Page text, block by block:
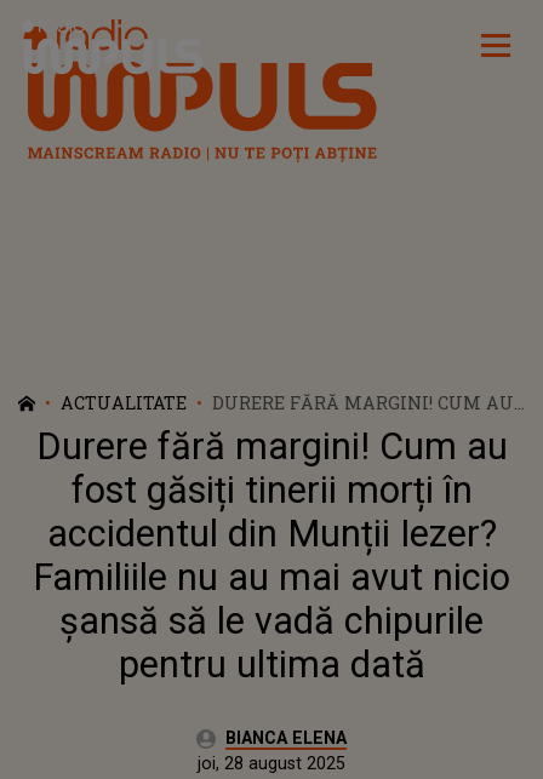
Radio Impuls
ACTUALITATE
DURERE FĂRĂ MARGINI! CUM AU
FOST GĂSIȚI TINERII MORȚI ÎN
ACCIDENTUL DIN MUNȚII IEZER?
FAMILIILE NU AU MAI AVUT
NICIO ȘANSĂ SĂ LE VADĂ
CHIPURILE PENTRU ULTIMA
Durere fără margini! Cum au
fost găsiți tinerii morți în
accidentul din Munții Iezer?
Familiile nu au mai avut nicio
șansă să le vadă chipurile
pentru ultima dată
Autor:BIANCA ELENA
Publicat:
joi, 28 august 2025